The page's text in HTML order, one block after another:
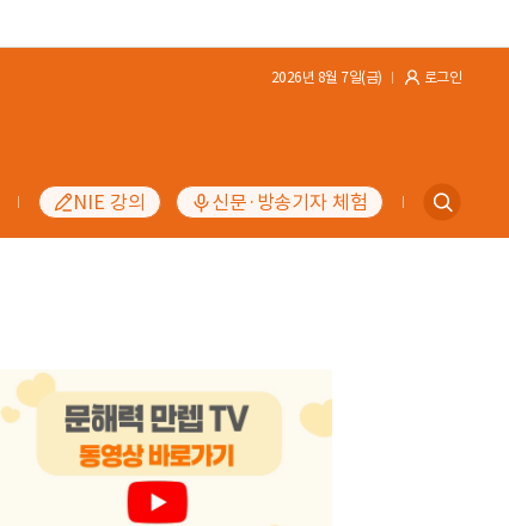
2026년 8월 7일(금) 로그인
NIE 강의 신문·방송기자 체험